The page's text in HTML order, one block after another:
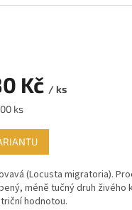
Kč / ks
ks
(Locusta migratoria).
méně tučný druh živého
hodnotou.